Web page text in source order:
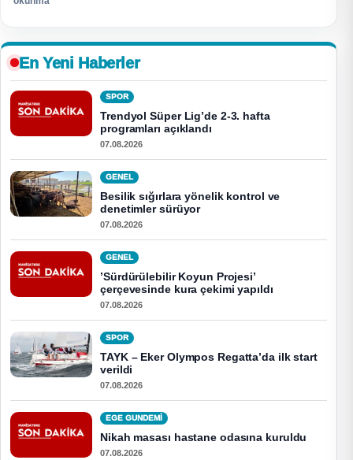
En Yeni Haberler
SPOR
Trendyol Süper Lig’de 2-3. hafta
programları açıklandı
07.08.2026
GENEL
Besilik sığırlara yönelik kontrol ve
denetimler sürüyor
07.08.2026
GENEL
’Sürdürülebilir Koyun Projesi’
çerçevesinde kura çekimi yapıldı
07.08.2026
SPOR
TAYK – Eker Olympos Regatta’da ilk start
verildi
07.08.2026
EGE GUNDEMİ
Nikah masası hastane odasına kuruldu
07.08.2026